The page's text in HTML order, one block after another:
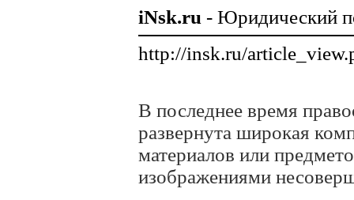
iNsk.ru - Юридический
http://insk.ru/
В последнее время
развернута широкая
материалов или
изображениями